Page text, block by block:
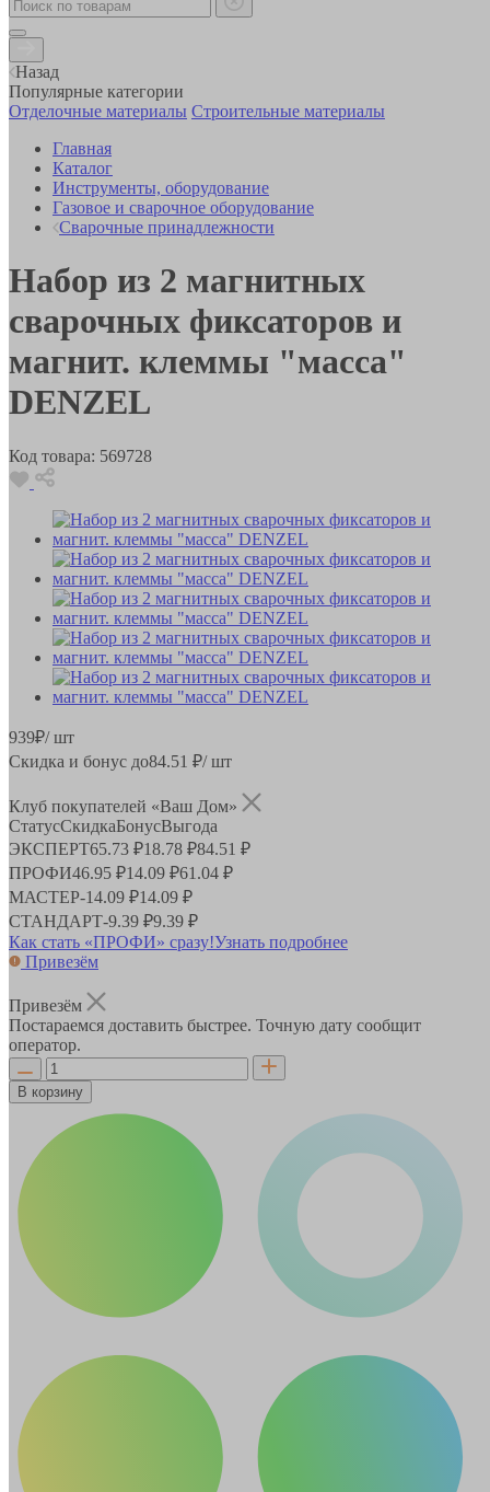
Назад
Популярные категории
Отделочные материалы Строительные материалы
Главная
Каталог
Инструменты, оборудование
Газовое и сварочное оборудование
Сварочные принадлежности
Набор из 2 магнитных
сварочных фиксаторов и
магнит. клеммы "масса"
DENZEL
Код товара: 569728
939₽/ шт
Скидка и бонус до84.51 ₽/ шт
Клуб покупателей «Ваш Дом»
СтатусСкидкаБонусВыгода
ЭКСПЕРТ65.73 ₽18.78 ₽84.51 ₽
ПРОФИ46.95 ₽14.09 ₽61.04 ₽
МАСТЕР-14.09 ₽14.09 ₽
СТАНДАРТ-9.39 ₽9.39 ₽
Как стать «ПРОФИ» сразу!Узнать подробнее
Привезём
Привезём
Постараемся доставить быстрее. Точную дату сообщит
оператор.
В корзину